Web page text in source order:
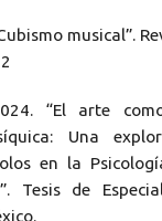
musical”.
“El arte
Una
en la
Tesis de